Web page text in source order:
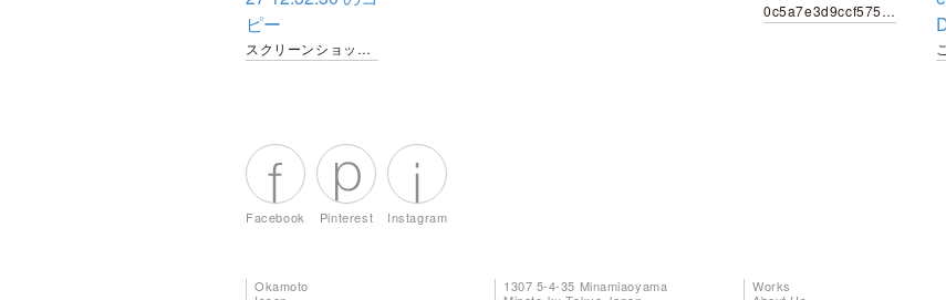
スクリーンショット 2023-01-27 12.32.30 のコピー
0c5a7e3d9ccf575028e2d7645a61ec83-348x440
Facebook Pinterest Instagram
Okamoto
1307 5-4-35 Minamiaoyama
Works